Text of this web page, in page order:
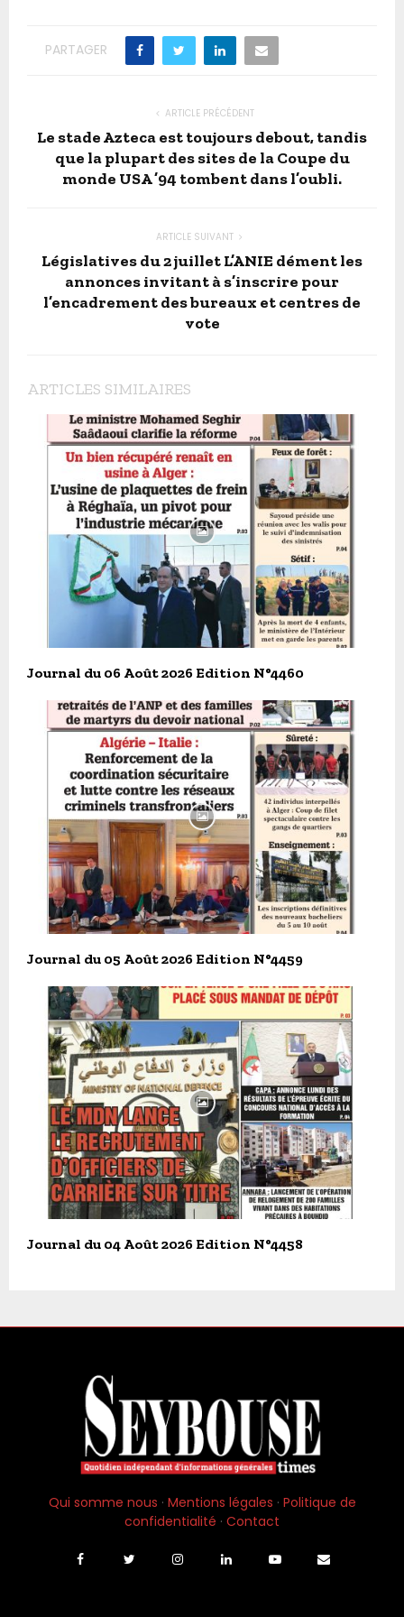
PARTAGER
ARTICLE PRÉCÉDENT
Le stade Azteca est toujours debout, tandis
que la plupart des sites de la Coupe du
monde USA ’94 tombent dans l’oubli.
ARTICLE SUIVANT
Législatives du 2 juillet L’ANIE dément les
annonces invitant à s’inscrire pour
l’encadrement des bureaux et centres de
vote
ARTICLES SIMILAIRES
Journal du 06 Août 2026 Edition N°4460
Journal du 05 Août 2026 Edition N°4459
Journal du 04 Août 2026 Edition N°4458
Qui somme nous · Mentions légales · Politique de
confidentialité · Contact